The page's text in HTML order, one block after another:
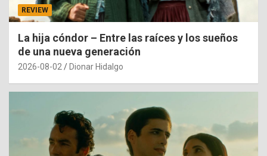
REVIEW
La hija cóndor – Entre las raíces y los sueños
de una nueva generación
2026-08-02 Dionar Hidalgo